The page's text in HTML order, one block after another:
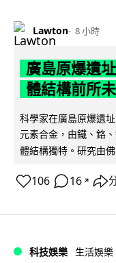
Lawton 8 小時
廣島原爆遺
體結構前所
科學家在廣島原爆遺
元素合金，由鐵、鉻
體結構獨特。研究由
106 16 ↗
科技娛樂 生活娛樂